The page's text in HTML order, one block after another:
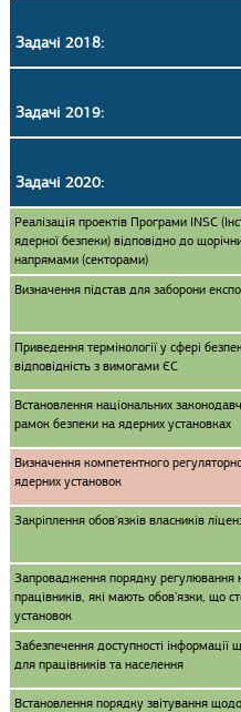
Задачі 2018:
Задачі 2019:
Задачі 2020:
Реалізація проектів Програми INSC
ядерної безпеки) відповідно до
напрямами (секторами)
Визначення підстав для заборони
Приведення термінології у сфері
відповідність з вимогами ЄС
Встановлення національних
рамок безпеки на ядерних установках
Визначення компетентного
ядерних установок
Закріплення обов'язків власників
Запровадження порядку регулювання
працівників, які мають обов'язки, що
установок
Забезпечення доступності
для працівників та населення
Встановлення порядку звітування